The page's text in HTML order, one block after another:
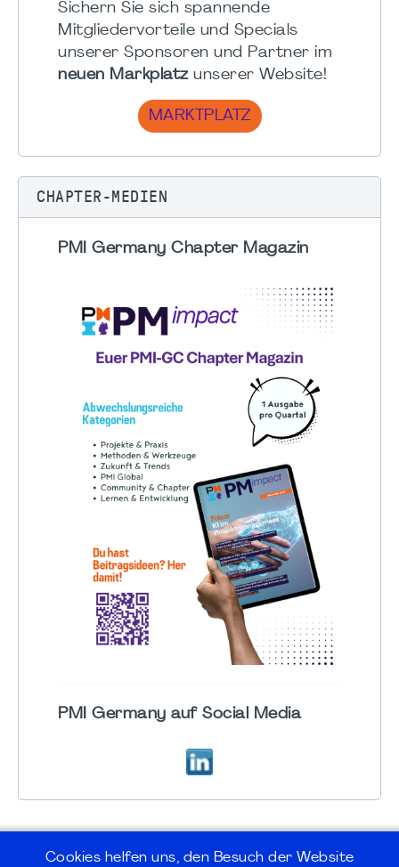
Sichern Sie sich spannende
Mitgliedervorteile und Specials
unserer Sponsoren und Partner im
neuen Markplatzunserer Website!
MARKTPLATZ
CHAPTER-MEDIEN
PMI Germany Chapter Magazin
PMI Germany auf Social Media
Cookies helfen uns, den Besuch der Website